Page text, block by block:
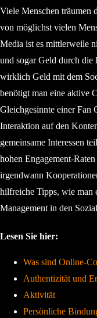
Viele Menschen träumen
von möglichst vielen
Media ist es mittlerweile
und sogar Geld durch die
wirklich Geld mit dem
benötigt man eine aktive
Gleichgesinnte einer Fan
Interaktion auf den
gemeinsame Interessen
hohen Engagement-
irgendwann
hilfreiche Tipps, wie man
Management in den
Lesen Sie hier:
Was sind Online-
Authentizität und
Aktivität
Persönliche